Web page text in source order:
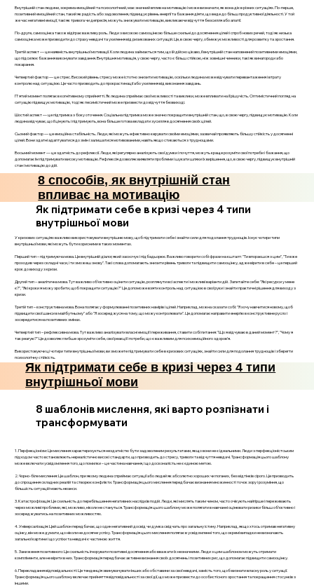
Внутрішній стан людини, зокрема емоційний та психологічний, має значний вплив на мотивацію і може визначати, як вона діє в різних ситуаціях. По-перше,
позитивний емоційний стан, такий як радість або задоволення, підвищує рівень енергії та бажання діяти, що веде до більш продуктивної діяльності. У той
же час негативні емоції, такі як тривога чи депресія, можуть знижувати мотивацію, викликаючи відчуття безсилля або апатії.
По-друге, самооцінка також відіграє важливу роль. Люди з високою самооцінкою більше схильні до досягнення цілей і спроб нових речей, тоді як низька
самооцінка може призводити до страху невдачі та ухилення від ризикованих ситуацій. Це, в свою чергу, обмежує можливості для розвитку та зростання.
Третій аспект — це наявність внутрішньої мотивації. Коли людина займається тим, що їй дійсно цікаво, її внутрішній стан наповнений позитивними емоціями,
що підсилює бажання виконувати завдання. Внутрішня мотивація, у свою чергу, часто є більш стійкою, ніж зовнішні чинники, такі як винагороди або
покарання.
Четвертий фактор — це стрес. Високий рівень стресу може істотно знизити мотивацію, оскільки людина може відчувати перевантаження і втрату
контролю над ситуацією. Це часто призводить до прокрастинації або ухилення від виконання завдань.
П'ятий момент полягає в когнітивному сприйнятті. Як людина сприймає свої можливості та виклики, може впливати на її рішучість. Оптимістичний погляд на
ситуацію підвищує мотивацію, тоді як песимістичний може призвести до відчуття безвиході.
Шостий аспект — це підтримка з боку оточення. Соціальна підтримка може значно покращити внутрішній стан, що, в свою чергу, підвищує мотивацію. Коли
людина відчуває, що її цінують і підтримують, вона більше готова вкладати зусилля в досягнення своїх цілей.
Сьомий фактор — це емоційна стабільність. Люди, які можуть ефективно керувати своїми емоціями, зазвичай проявляють більшу стійкість у досягненні
цілей. Вони здатні адаптуватися до змін і залишатися мотивованими, навіть якщо стикаються з труднощами.
Восьмий момент — це здатність до рефлексії. Люди, які регулярно аналізують свої думки і почуття, можуть краще розуміти свої потреби і бажання, що
допомагає їм підтримувати високу мотивацію. Рефлексія дозволяє виявляти проблеми і шукати шляхи їх вирішення, що, в свою чергу, підвищує внутрішній
стан і мотивацію до дій.
8 способів, як внутрішній стан
впливає на мотивацію
Як підтримати себе в кризі через 4 типи
внутрішньої мови
У кризових ситуаціях важливо використовувати внутрішню мову, щоб підтримати себе і знайти сили для подолання труднощів. Існує чотири типи
внутрішньої мови, які можуть бути корисними в таких моментах.
Перший тип – підтримуюча мова. Це внутрішній діалог, який заохочує і підбадьорює. Важливо говорити собі фрази на кшталт: "Ти впораєшся з цим", "Ти вже
проходив через складні часи, і ти зможеш знову". Такі слова допомагають знизити рівень тривоги та підвищити самооцінку, адже вірити в себе – це перший
крок до виходу з кризи.
Другий тип – аналітична мова. Тут важливо об’єктивно оцінити ситуацію, розглянути всі аспекти і можливі варіанти дій. Запитайте себе: "Які ресурси у мене
є?", "Які кроки я можу зробити, щоб покращити ситуацію?" Це допоможе взяти контроль над ситуацією в свої руки і знайти практичні рішення для виходу з
кризи.
Третій тип – конструктивна мова. Вона полягає у формулюванні позитивних намірів і цілей. Наприклад, можна сказати собі: "Я хочу навчитися новому, щоб
підвищити свої шанси в майбутньому" або "Я зосереджуся на тому, що можу контролювати". Це допомагає направити енергію в конструктивне русло і
зосередитися на позитивних змінах.
Четвертий тип – рефлексивна мова. Тут важливо аналізувати власні емоції і переживання, ставити собі питання: "Що я відчуваю в даний момент?", "Чому я
так реагую?" Це дозволяє глибше зрозуміти себе, свої реакції і потреби, що є важливим для психоемоційного здоров’я.
Використовуючи ці чотири типи внутрішньої мови, ви зможете підтримувати себе в кризових ситуаціях, знайти сили для подолання труднощів і зберегти
психологічну стійкість.
Як підтримати себе в кризі через 4 типи
внутрішньої мови
8 шаблонів мислення, які варто розпізнати і
трансформувати
1. Перфекціонізм: Це мислення характеризується нездатністю бути задоволеним результатами, якщо вони не є ідеальними. Люди з перфекціоністським
підходом часто встановлюють нереалістично високі стандарти, що призводить до стресу, тривоги та відчуття невдачі. Трансформація цього шаблону
може включати усвідомлення того, що помилки – це частина навчання, і що досконалість не є єдиною метою.
2. Чорно-біле мислення: Це шаблон, при якому людина сприймає ситуації або людей як абсолютно хороших чи поганих, без відтінків сірого. Це призводить
до спрощення складних реалій та створює конфлікти. Трансформація цього мислення передбачає визнання множинності точок зору і розуміння, що
більшість ситуацій мають нюанси.
3. Катастрофізація: Це схильність до перебільшення негативних наслідків подій. Люди, які мислять таким чином, часто очікують найгірше і переживають
через можливі проблеми, які, можливо, ніколи не стануться. Трансформація цього шаблону може полягати в навчанні оцінювати ризики більш об’єктивно і
зосереджуватись на позитивних можливостях.
4. Універсалізація: Цей шаблон передбачає, що один негативний досвід чи думка свідчать про загальну істину. Наприклад, якщо хтось отримав негативну
оцінку, він може думати, що ніколи не досягне успіху. Трансформація цього мислення полягає в усвідомленні того, що окремі випадки не визначають
загальної картини і що успіхи та невдачі є частиною життя.
5. Заниження позитивного: Це схильність ігнорувати позитивні досягнення або вважати їх незначними. Люди з цим шаблоном можуть отримати
компліменти, але не вірити в них. Трансформація передбачає активне визнання своїх досягнень і позитивних рис, що допомагає підвищити самооцінку.
6. Перекладання відповідальності: Це тенденція звинувачувати інших або обставини за свої невдачі, замість того, щоб визнати власну роль у ситуації.
Трансформація цього шаблону включає прийняття відповідальності за свої дії, що може призвести до особистісного зростання та покращення стосунків з
іншими.